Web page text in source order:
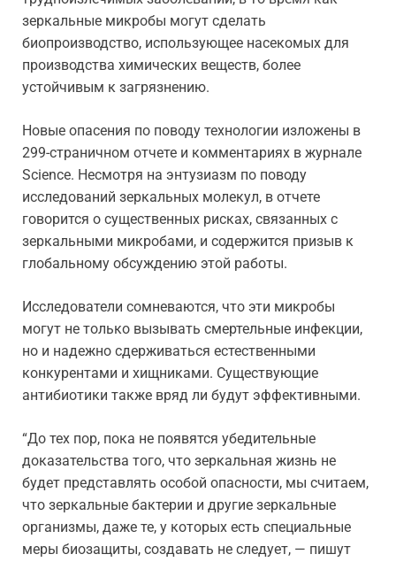
зеркальные микробы могут сделать
биопроизводство, использующее насекомых для
производства химических веществ, более
устойчивым к загрязнению.
Новые опасения по поводу технологии изложены в
299-страничном отчете и комментариях в журнале
Science. Несмотря на энтузиазм по поводу
исследований зеркальных молекул, в отчете
говорится о существенных рисках, связанных с
зеркальными микробами, и содержится призыв к
глобальному обсуждению этой работы.
Исследователи сомневаются, что эти микробы
могут не только вызывать смертельные инфекции,
но и надежно сдерживаться естественными
конкурентами и хищниками. Существующие
антибиотики также вряд ли будут эффективными.
“До тех пор, пока не появятся убедительные
доказательства того, что зеркальная жизнь не
будет представлять особой опасности, мы считаем,
что зеркальные бактерии и другие зеркальные
организмы, даже те, у которых есть специальные
меры биозащиты, создавать не следует, — пишут